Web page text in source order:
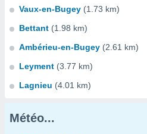
Vaux-en-Bugey (1.73 km)
Bettant (1.98 km)
Ambérieu-en-Bugey (2.61 km)
Leyment (3.77 km)
Lagnieu (4.01 km)
Météo...